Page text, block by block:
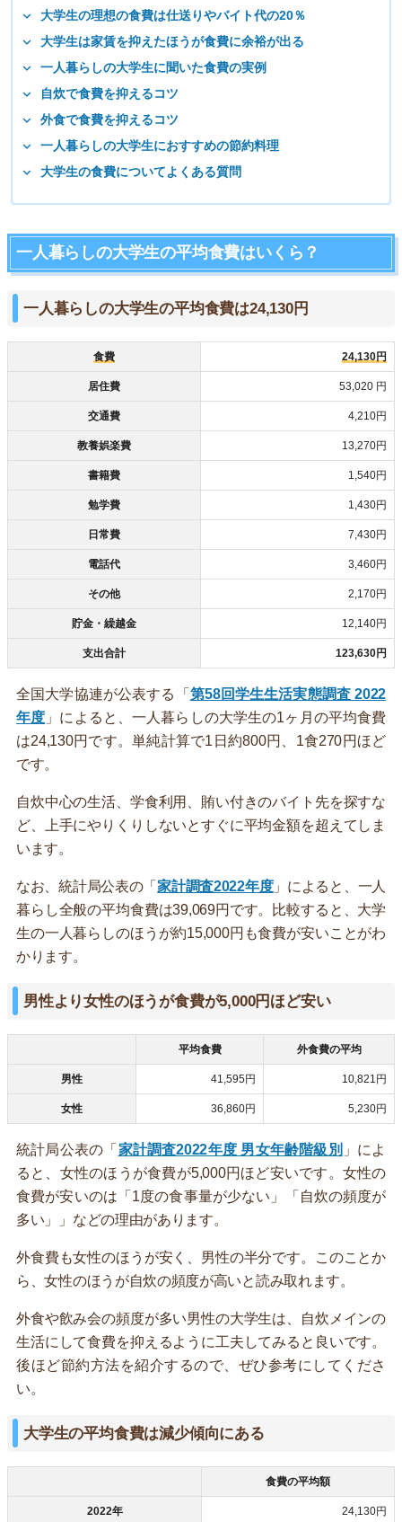
大学生の理想の食費は仕送りやバイト代の20％
大学生は家賃を抑えたほうが食費に余裕が出る
一人暮らしの大学生に聞いた食費の実例
自炊で食費を抑えるコツ
外食で食費を抑えるコツ
一人暮らしの大学生におすすめの節約料理
大学生の食費についてよくある質問
一人暮らしの大学生の平均食費はいくら？
一人暮らしの大学生の平均食費は24,130円
食費 24,130円
居住費 53,020 円
交通費 4,210円
教養娯楽費 13,270円
書籍費 1,540円
勉学費 1,430円
日常費 7,430円
電話代 3,460円
その他 2,170円
貯金・繰越金 12,140円
支出合計 123,630円
全国大学協連が公表する「 第58回学生生活実態調査 2022
年度 」によると、一人暮らしの大学生の1ヶ月の平均食費
は24,130円です。単純計算で1日約800円、1食270円ほど
です。
自炊中心の生活、学食利用、賄い付きのバイト先を探すな
ど、上手にやりくりしないとすぐに平均金額を超えてしま
います。
なお、統計局公表の「家計調査2022年度」によると、一人
暮らし全般の平均食費は39,069円です。比較すると、大学
生の一人暮らしのほうが約15,000円も食費が安いことがわ
かります。
男性より女性のほうが食費が5,000円ほど安い
平均食費 外食費の平均
男性 41,595円 10,821円
女性 36,860円 5,230円
統計局公表の「 家計調査2022年度 男女年齢階級別 」によ
ると、女性のほうが食費が5,000円ほど安いです。女性の
食費が安いのは「1度の食事量が少ない」「自炊の頻度が
多い」」などの理由があります。
外食費も女性のほうが安く、男性の半分です。このことか
ら、女性のほうが自炊の頻度が高いと読み取れます。
外食や飲み会の頻度が多い男性の大学生は、自炊メインの
生活にして食費を抑えるように工夫してみると良いです。
後ほど節約方法を紹介するので、ぜひ参考にしてくださ
い。
大学生の平均食費は減少傾向にある
食費の平均額
2022年 24,130円